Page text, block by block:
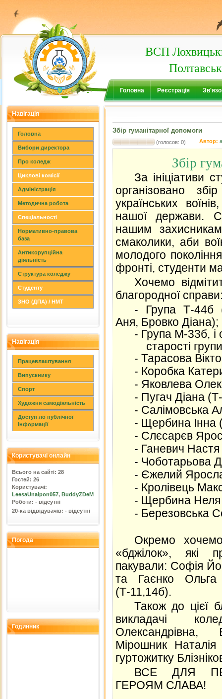
ВСП
Головна Реєстрація
Навігація
Головна
Вибори директора
Про коледж
Циклові комісії
Адміністрація
Методична робота
Спеціальності
Нормативно-правова
база
Антикорупційна
діяльність
Структура коледжу
Студенту
ЗНО (ДПА) / НМТ
Навігація
Працевлаштування
Випускнику
Спорт
Художня самодіяльність
Доступ ло публічної
інформації
Користувачі онлайн
Всього на сайті: 28
Гостей: 26
Користувачі:
LeesaUnaipon057, BuddyZDeM
Роботи: - відсутні
20-ка відвідувачів: - відсутні
Погода
Годинник
Збір гуманітарної допомоги
(голосов: 0) Автор:
Збір
За ініціативи
організовано
українських
нашої держави.
нашим
смаколики, аби
молодого
фронті, студенти
Хочемо
благородної
-
Група Т-44б
Аня, Бровко Діана);
- Група М-33б, і
старості
- Тарасова
- Коробка
- Яковлева
- Пугач Діана
- Салімовська
- Щербина Інна
- Слєсарєв
- Ганевич
- Чоботарьова
- Єжелий
- Кролівець
- Щербина
- Березовська
Окремо
«бджілок», які
пакували: Софія
та Гаєнко Ольга
(Т-11,14б).
Також до цієї
викладачі
Олександрівна,
Мірошник Наталія
гуртожитку
ВСЕ ДЛЯ
ГЕРОЯМ СЛАВА!